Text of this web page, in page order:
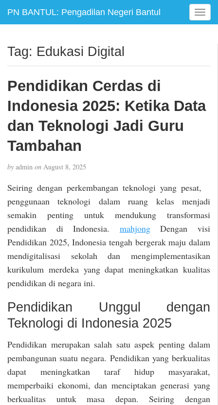
PN BANTUL: Pengadilan Negeri Bantul
T
o
e
i
Tag: Edukasi Digital
Pendidikan Cerdas di
Indonesia 2025: Ketika Data
dan Teknologi Jadi Guru
Tambahan
by admin on August 8, 2025
Seiring dengan perkembangan teknologi yang pesat,
penggunaan teknologi dalam ruang kelas menjadi
semakin penting untuk mendukung transformasi
pendidikan di Indonesia. mahjongDengan visi
Pendidikan 2025, Indonesia tengah bergerak maju dalam
mendigitalisasi sekolah dan mengimplementasikan
kurikulum merdeka yang dapat meningkatkan kualitas
pendidikan di negara ini.
Pendidikan Unggul dengan
Teknologi di Indonesia 2025
Pendidikan merupakan salah satu aspek penting dalam
pembangunan suatu negara. Pendidikan yang berkualitas
dapat meningkatkan taraf hidup masyarakat,
memperbaiki ekonomi, dan menciptakan generasi yang
berkualitas untuk masa depan. Seiring dengan